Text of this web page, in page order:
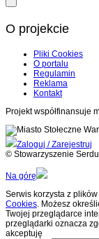
O projekcie
Pliki Cookies
O portalu
Regulamin
Reklama
Kontakt
Projekt współfinansuje
Zaloguj / Zarejestruj
© Stowarzyszenie
Na górę
Serwis korzysta z
Cookies. Możesz
Twojej przeglądarce
przeglądarki oznacza
akceptuję